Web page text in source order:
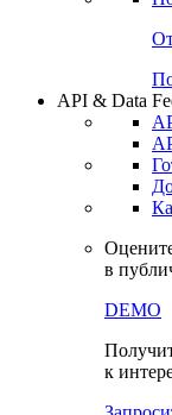
API & Data
в
DEMO
к